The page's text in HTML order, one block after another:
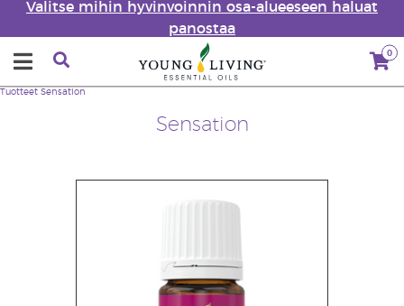
Valitse mihin hyvinvoinnin osa-alueeseen haluat
panostaa
0
Sensation
Tuotteet Sensation